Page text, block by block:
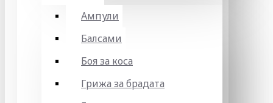
Ампули
Балсами
Боя за коса
Грижа за брадата